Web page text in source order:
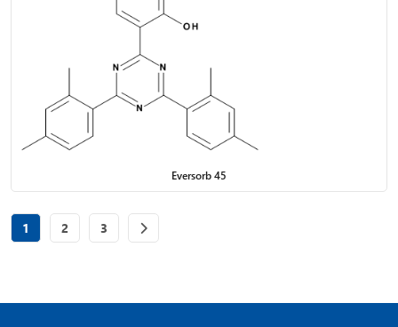
Eversorb 45
Page
1 Page
2 Page
3